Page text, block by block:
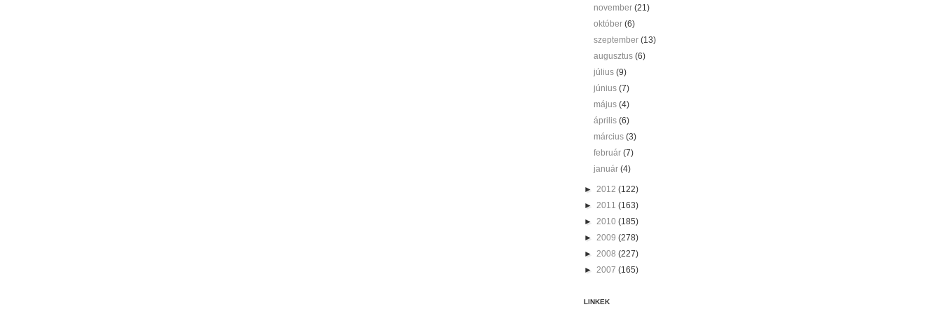
november(21)
október(6)
szeptember(13)
augusztus(6)
július(9)
június(7)
május(4)
április(6)
március(3)
február(7)
január(4)
► 2012 (122)
► 2011 (163)
► 2010 (185)
► 2009 (278)
► 2008 (227)
► 2007 (165)
LINKEK